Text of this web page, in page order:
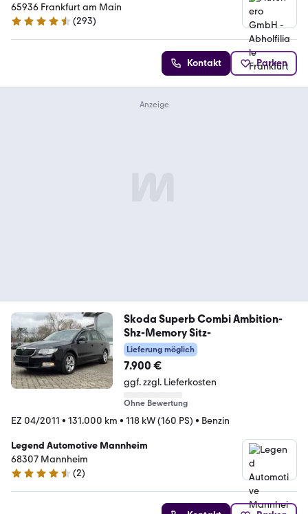
65936 Frankfurt am Main
4.6 Sterne
(293)
Kontakt Parken
Skoda Superb Combi Ambition-
Shz-Memory Sitz-
Lieferung möglich
7.900 €
ggf. zzgl. Lieferkosten
Ohne Bewertung
EZ 04/2011 • 131.000 km • 118 kW (160 PS) • Benzin
Legend Automotive Mannheim
68307 Mannheim
4.7 Sterne
(2)